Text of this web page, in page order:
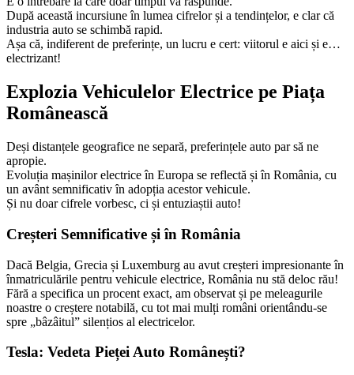
După această incursiune în lumea cifrelor și a tendințelor, e clar că
industria auto se schimbă rapid.
Așa că, indiferent de preferințe, un lucru e cert: viitorul e aici și e…
electrizant!
Explozia Vehiculelor Electrice pe Piața
Românească
Deși distanțele geografice ne separă, preferințele auto par să ne
apropie.
Evoluția mașinilor electrice în Europa se reflectă și în România, cu
un avânt semnificativ în adopția acestor vehicule.
Și nu doar cifrele vorbesc, ci și entuziaștii auto!
Creșteri Semnificative și în România
Dacă Belgia, Grecia și Luxemburg au avut creșteri impresionante în
înmatriculările pentru vehicule electrice, România nu stă deloc rău!
Fără a specifica un procent exact, am observat și pe meleagurile
noastre o creștere notabilă, cu tot mai mulți români orientându-se
spre „bâzâitul” silențios al electricelor.
Tesla: Vedeta Pieței Auto Românești?